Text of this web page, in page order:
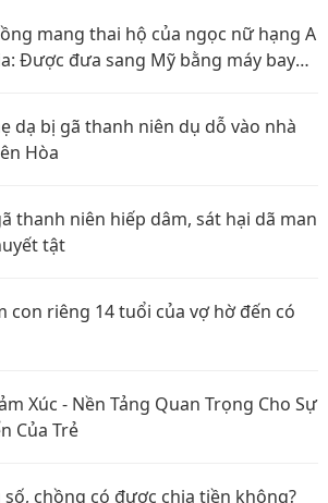
mang thai hộ của ngọc nữ hạng A
Được đưa sang Mỹ bằng máy bay
dạ bị gã thanh niên dụ dỗ vào nhà
Hòa
thanh niên hiếp dâm, sát hại dã man
tật
con riêng 14 tuổi của vợ hờ đến có
Xúc - Nền Tảng Quan Trọng Cho Sự
Của Trẻ
chồng có được chia tiền không?